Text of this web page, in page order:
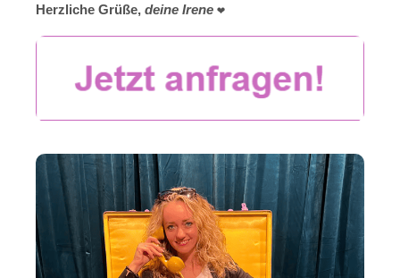
Herzliche Grüße, deine Irene ❤️